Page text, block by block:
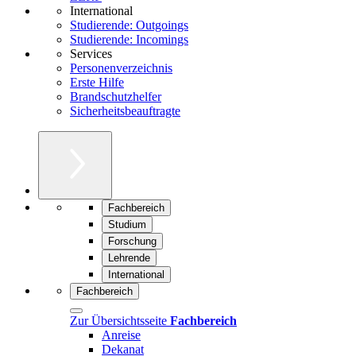
International
Studierende: Outgoings
Studierende: Incomings
Services
Personenverzeichnis
Erste Hilfe
Brandschutzhelfer
Sicherheitsbeauftragte
Fachbereich
Studium
Forschung
Lehrende
International
Fachbereich
Zur Übersichtsseite Fachbereich
Anreise
Dekanat